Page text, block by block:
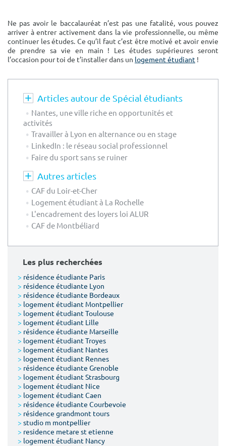
Ne pas avoir le baccalauréat n’est pas une fatalité, vous pouvez
arriver à entrer activement dans la vie professionnelle, ou même
continuer les études. Ce qu’il faut c’est être motivé et avoir envie
de prendre sa vie en main ! Les études supérieures seront
l’occasion pour toi de t’installer dans un logement étudiant !
Articles autour de Spécial étudiants
Nantes, une ville riche en opportunités et
activités
Travailler à Lyon en alternance ou en stage
LinkedIn : le réseau social professionnel
Faire du sport sans se ruiner
Autres articles
CAF du Loir-et-Cher
Logement étudiant à La Rochelle
L'encadrement des loyers loi ALUR
CAF de Montbéliard
Les plus recherchées
> résidence étudiante Paris
> résidence étudiante Lyon
> résidence étudiante Bordeaux
> logement étudiant Montpellier
> logement étudiant Toulouse
> logement étudiant Lille
> résidence étudiante Marseille
> logement étudiant Troyes
> logement étudiant Nantes
> logement étudiant Rennes
> résidence étudiante Grenoble
> logement étudiant Strasbourg
> logement étudiant Nice
> logement étudiant Caen
> résidence étudiante Courbevoie
> résidence grandmont tours
> studio m montpellier
> residence metare st etienne
> logement étudiant Nancy